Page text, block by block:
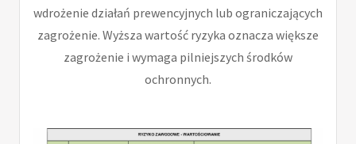
wdrożenie działań prewencyjnych lub ograniczających
zagrożenie. Wyższa wartość ryzyka oznacza większe
zagrożenie i wymaga pilniejszych środków
ochronnych.